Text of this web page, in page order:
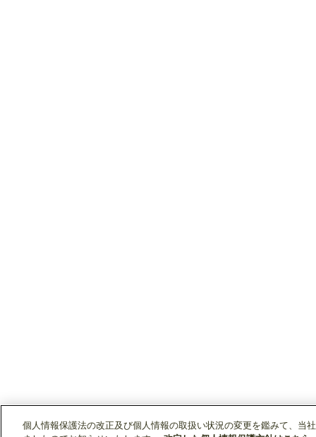
個人情報保護法の改正及び個人情報の取扱い状況の変更を鑑みて、当